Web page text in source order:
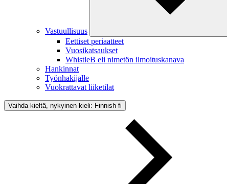
Vastuullisuus
Eettiset periaatteet
Vuosikatsaukset
WhistleB eli nimetön ilmoituskanava
Hankinnat
Työnhakijalle
Vuokrattavat liiketilat
Vaihda kieltä, nykyinen kieli: Finnish fi